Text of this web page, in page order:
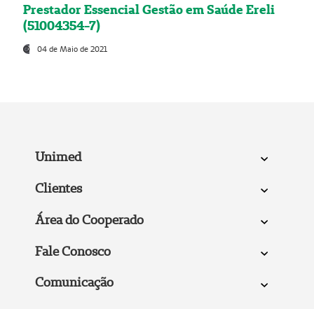
Prestador Essencial Gestão em Saúde Ereli
(51004354-7)
04 de Maio de 2021
Unimed
Clientes
Área do Cooperado
Fale Conosco
Comunicação